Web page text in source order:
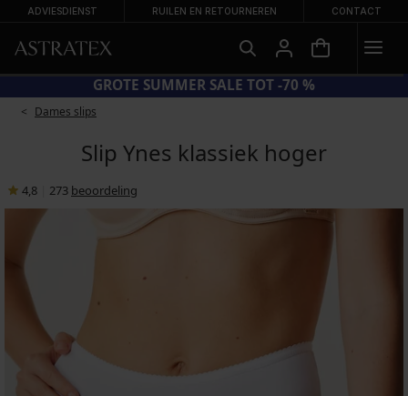
ADVIESDIENST RUILEN EN RETOURNEREN CONTACT
CODE BRA20 = BH'S -20%
Dames slips
Slip Ynes klassiek hoger
4,8 273 beoordeling